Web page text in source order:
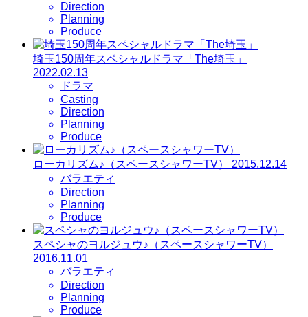
Direction
Planning
Produce
埼玉150周年スペシャルドラマ「The埼玉」
2022.02.13
ドラマ
Casting
Direction
Planning
Produce
ローカリズム♪（スペースシャワーTV）
2015.12.14
バラエティ
Direction
Planning
Produce
スペシャのヨルジュウ♪（スペースシャワーTV）
2016.11.01
バラエティ
Direction
Planning
Produce